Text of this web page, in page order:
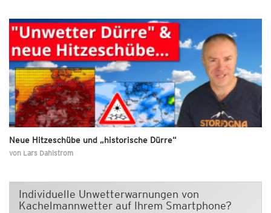
Neue Hitzeschübe und „historische Dürre“
von Lars Dahlstrom
Individuelle Unwetterwarnungen von
Kachelmannwetter auf Ihrem Smartphone?